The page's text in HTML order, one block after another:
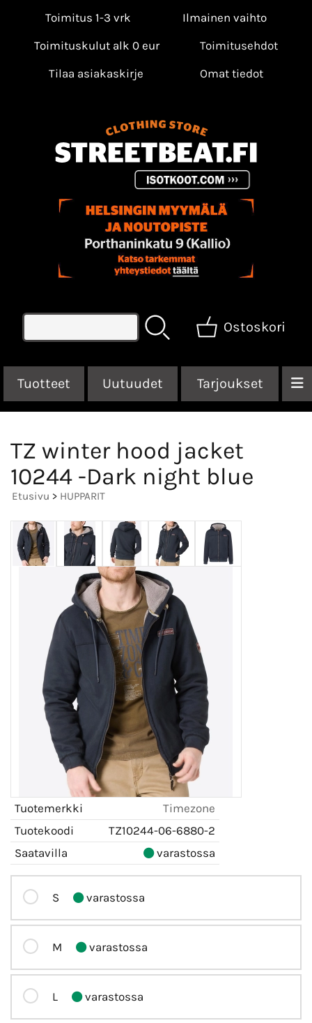
Toimitus 1-3 vrk
Ilmainen vaihto
Toimituskulut alk 0 eur
Toimitusehdot
Tilaa asiakaskirje
Omat tiedot
Ostoskori
Tuotteet Uutuudet Tarjoukset
TZ winter hood jacket
10244 -Dark night blue
Etusivu > HUPPARIT
Tuotemerkki
Timezone
Tuotekoodi
TZ10244-06-6880-2
Saatavilla
varastossa
S varastossa
M varastossa
L varastossa